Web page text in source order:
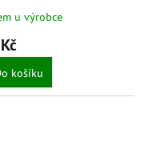
u výrobce
košíku